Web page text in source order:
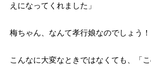
えになってくれました」
梅ちゃん、なんて孝行娘なのでしょう
こんなに大変なときではなくても、「